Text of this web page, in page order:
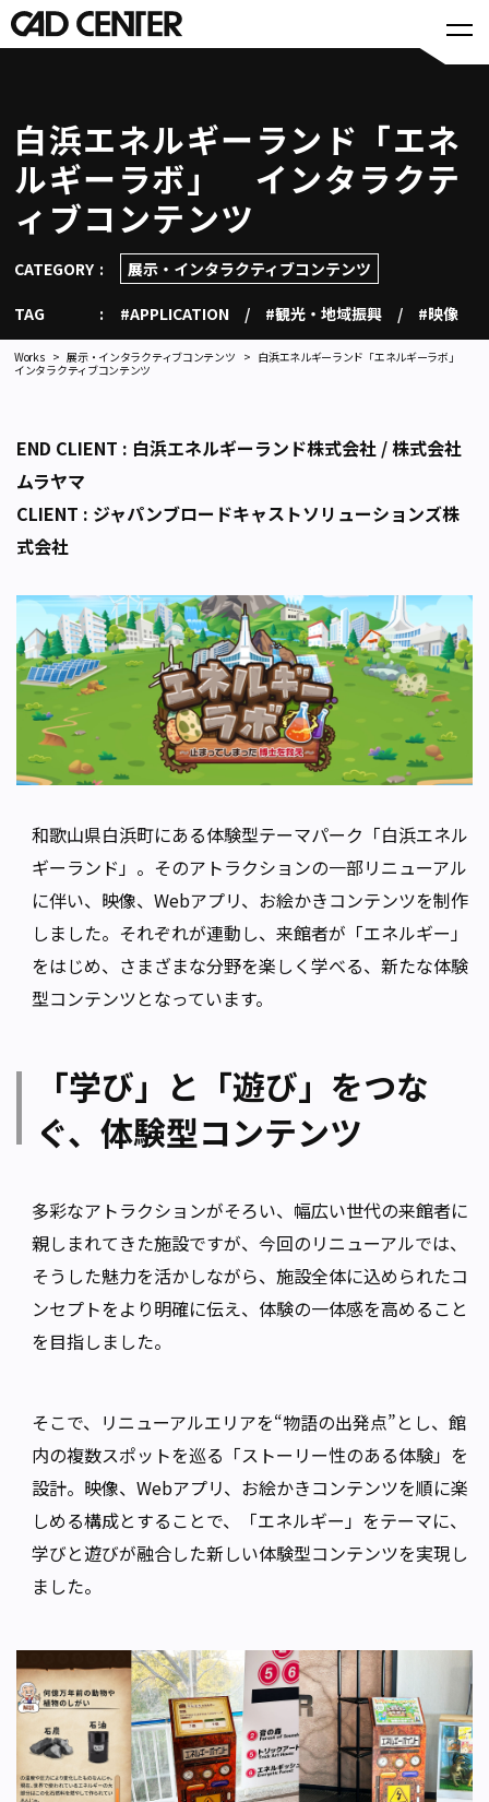
白浜エネルギーランド「エネ
ルギーラボ」 インタラクテ
ィブコンテンツ
CATEGORY 展示・インタラクティブコンテンツ
TAG #APPLICATION #観光・地域振興 #映像
Works 展示・インタラクティブコンテンツ
白浜エネルギーランド「エネルギーラボ」
インタラクティブコンテンツ
END CLIENT : 白浜エネルギーランド株式会社 / 株式会社
ムラヤマ
CLIENT : ジャパンブロードキャストソリューションズ株
式会社
和歌山県白浜町にある体験型テーマパーク「白浜エネル
ギーランド」。そのアトラクションの一部リニューアル
に伴い、映像、Webアプリ、お絵かきコンテンツを制作
しました。それぞれが連動し、来館者が「エネルギー」
をはじめ、さまざまな分野を楽しく学べる、新たな体験
型コンテンツとなっています。
「学び」と「遊び」をつな
ぐ、体験型コンテンツ
多彩なアトラクションがそろい、幅広い世代の来館者に
親しまれてきた施設ですが、今回のリニューアルでは、
そうした魅力を活かしながら、施設全体に込められたコ
ンセプトをより明確に伝え、体験の一体感を高めること
を目指しました。
そこで、リニューアルエリアを“物語の出発点”とし、館
内の複数スポットを巡る「ストーリー性のある体験」を
設計。映像、Webアプリ、お絵かきコンテンツを順に楽
しめる構成とすることで、「エネルギー」をテーマに、
学びと遊びが融合した新しい体験型コンテンツを実現し
ました。